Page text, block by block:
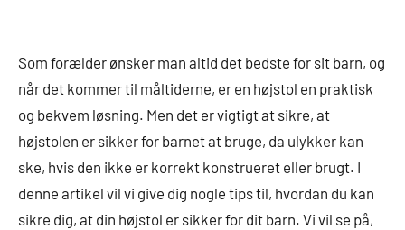
Som forælder ønsker man altid det bedste for sit barn, og
når det kommer til måltiderne, er en højstol en praktisk
og bekvem løsning. Men det er vigtigt at sikre, at
højstolen er sikker for barnet at bruge, da ulykker kan
ske, hvis den ikke er korrekt konstrueret eller brugt. I
denne artikel vil vi give dig nogle tips til, hvordan du kan
sikre dig, at din højstol er sikker for dit barn. Vi vil se på,